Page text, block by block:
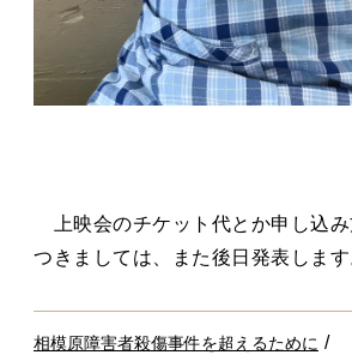
上映会のチケット代とか申し込み
つきましては、また後日発表します
相模原障害者殺傷事件を超えるために /